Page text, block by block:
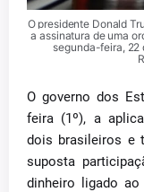
O presidente Donald
a assinatura de uma
segunda-feira, 22
O governo dos
feira (1º), a
dois brasileiros e
suposta
dinheiro ligado ao